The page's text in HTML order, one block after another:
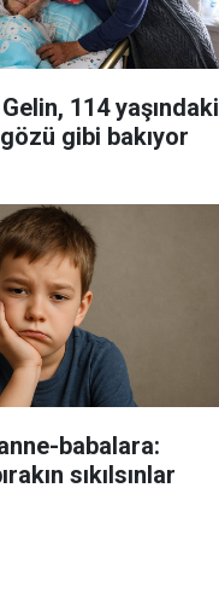
114 yaşındaki
gibi bakıyor
babalara:
sıkılsınlar